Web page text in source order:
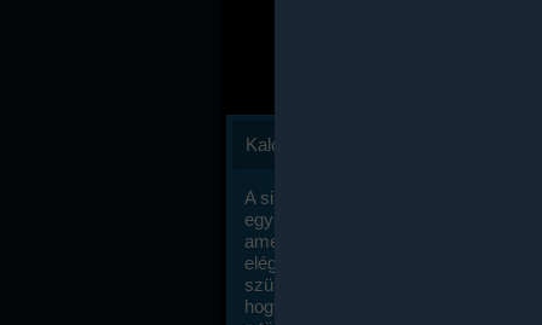
Kalóriaszámlálás
A sikeres fogyás titka valójában igen
egyszerű: égess több energiát, mint
amennyit beviszel. Természetesen
elég nagy fegyelemre és akaraterőre
szükség, de meglepődve fogod
hogy a kalóriaszámolás mennyire